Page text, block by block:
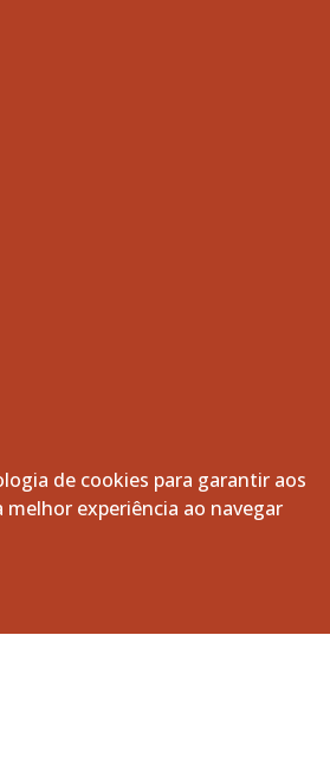
de cookies para garantir aos
experiência ao navegar